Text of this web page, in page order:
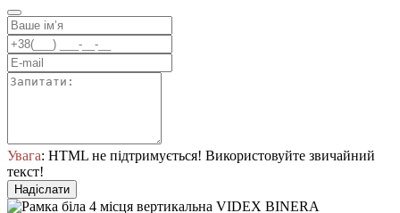
Увага: HTML не підтримується! Використовуйте звичайний
текст!
Надіслати